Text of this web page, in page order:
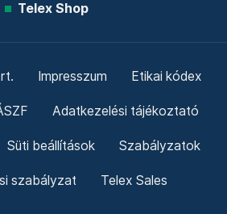
Telex Shop
Impresszum Etikai kódex
Adatkezelési tájékoztató
Süti beállítások Szabályzatok
szabályzat Telex Sales